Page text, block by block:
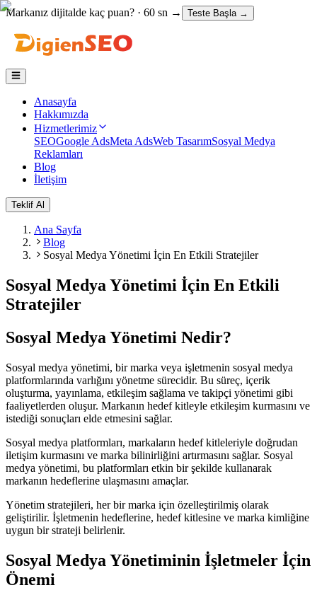
Markanız dijitalde kaç puan? · 60 sn → Teste Başla →
Anasayfa
Hakkımızda
Hizmetlerimiz
SEOGoogle AdsMeta AdsWeb TasarımSosyal Medya
Reklamları
Blog
İletişim
Teklif Al
Ana Sayfa
Blog
Sosyal Medya Yönetimi İçin En Etkili Stratejiler
Sosyal Medya Yönetimi İçin En Etkili
Stratejiler
Sosyal Medya Yönetimi Nedir?
Sosyal medya yönetimi, bir marka veya işletmenin sosyal medya
platformlarında varlığını yönetme sürecidir. Bu süreç, içerik
oluşturma, yayınlama, etkileşim sağlama ve takipçi yönetimi gibi
faaliyetlerden oluşur. Markanın hedef kitleyle etkileşim kurmasını ve
istediği sonuçları elde etmesini sağlar.
Sosyal medya platformları, markaların hedef kitleleriyle doğrudan
iletişim kurmasını ve marka bilinirliğini artırmasını sağlar. Sosyal
medya yönetimi, bu platformları etkin bir şekilde kullanarak
markanın hedeflerine ulaşmasını amaçlar.
Yönetim stratejileri, her bir marka için özelleştirilmiş olarak
geliştirilir. İşletmenin hedeflerine, hedef kitlesine ve marka kimliğine
uygun bir strateji belirlenir.
Sosyal Medya Yönetiminin İşletmeler İçin
Önemi